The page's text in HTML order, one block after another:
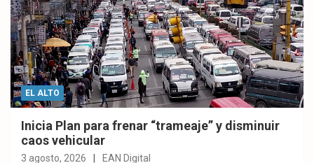
EL ALTO
Inicia Plan para frenar “trameaje” y disminuir
caos vehicular
3 agosto, 2026 EAN Digital